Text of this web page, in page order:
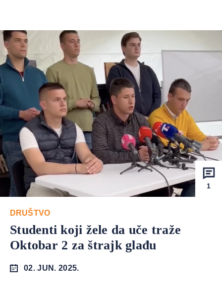
1
DRUŠTVO
Studenti koji žele da uče traže
Oktobar 2 za štrajk glađu
02. JUN. 2025.